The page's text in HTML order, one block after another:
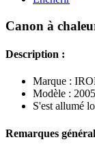
Canon à
Description :
Marque :
Modèle :
S'est allumé
Remarques